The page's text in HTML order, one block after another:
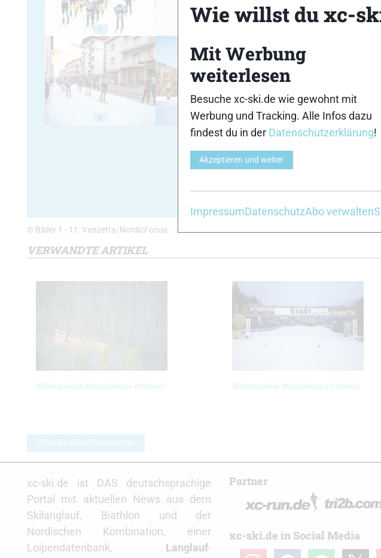
1
6 7
© Bilder 1 - 11: Vanzetta/NordicFocus;
VERWANDTE ARTIKEL
Bildergalerie Marcialonga (Italien) Bildergalerie Marcialonga (Italien)
Schreibe einen Kommentar
xc-ski.de ist DAS deutschsprachige
Portal mit aktuellen News aus dem
Skilanglauf, Biathlon und der
Nordischen Kombination, einer
Loipendatenbank, Langlauf-
Partner
xc-ski.de in Social Media
Wie willst du xc-
Mit Werbung
weiterlesen
Besuche xc-ski.de wie gewohnt mit
Werbung und Tracking. Alle Infos dazu
findest du in der Datenschutzerklärung!
Akzeptieren und weiter
ImpressumDatenschutzAbo verwalten